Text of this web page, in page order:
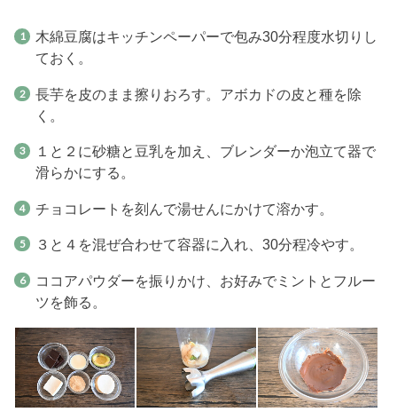
木綿豆腐はキッチンペーパーで包み30分程度水切りし
ておく。
長芋を皮のまま擦りおろす。アボカドの皮と種を除
く。
１と２に砂糖と豆乳を加え、ブレンダーか泡立て器で
滑らかにする。
チョコレートを刻んで湯せんにかけて溶かす。
３と４を混ぜ合わせて容器に入れ、30分程冷やす。
ココアパウダーを振りかけ、お好みでミントとフルー
ツを飾る。